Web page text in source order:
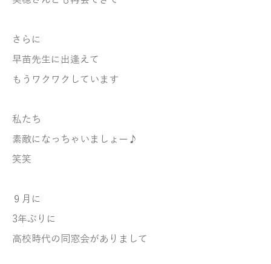
さらに
早苗先生に出逢えて
もうワクワクしています
私たち
素敵になっちゃいましょー♪
笑笑
９月に
3年ぶりに
高校時代の同窓会がありまして